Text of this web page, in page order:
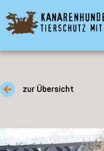
zur Übersicht